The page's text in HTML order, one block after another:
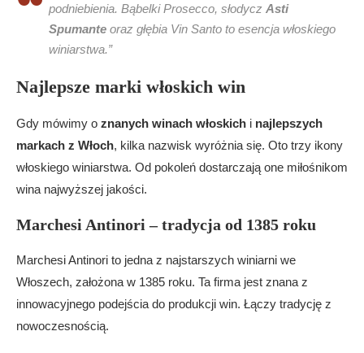
podniebienia. Bąbelki Prosecco, słodycz Asti
Spumante oraz głębia Vin Santo to esencja włoskiego
winiarstwa.”
Najlepsze marki włoskich win
Gdy mówimy o znanych winach włoskich i najlepszych
markach z Włoch, kilka nazwisk wyróżnia się. Oto trzy ikony
włoskiego winiarstwa. Od pokoleń dostarczają one miłośnikom
wina najwyższej jakości.
Marchesi Antinori – tradycja od 1385 roku
Marchesi Antinori to jedna z najstarszych winiarni we
Włoszech, założona w 1385 roku. Ta firma jest znana z
innowacyjnego podejścia do produkcji win. Łączy tradycję z
nowoczesnością.